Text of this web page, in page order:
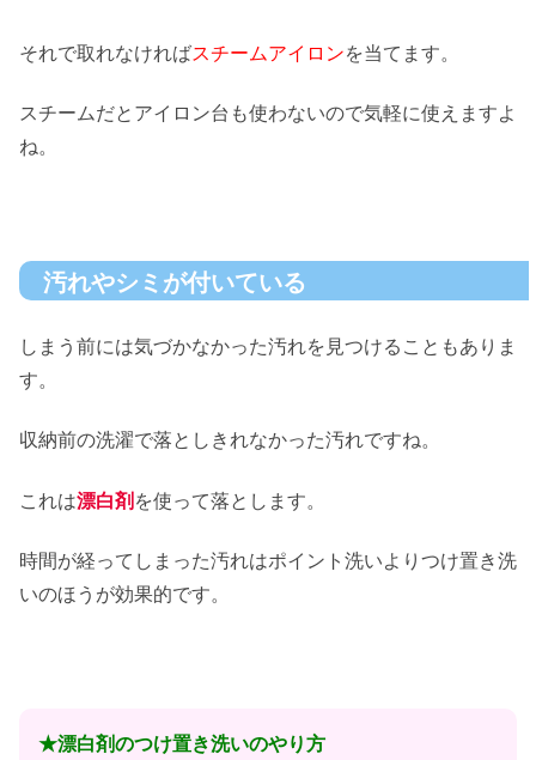
それで取れなければスチームアイロンを当てます。
スチームだとアイロン台も使わないので気軽に使えますよ
ね。
汚れやシミが付いている
しまう前には気づかなかった汚れを見つけることもありま
す。
収納前の洗濯で落としきれなかった汚れですね。
これは漂白剤 を使って落とします。
時間が経ってしまった汚れはポイント洗いよりつけ置き洗
いのほうが効果的です。
★漂白剤のつけ置き洗いのやり方